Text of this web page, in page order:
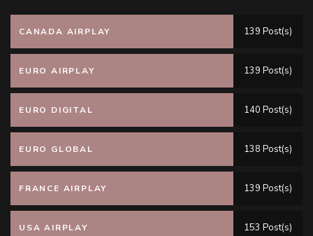
CANADA AIRPLAY 139 Post(s)
EURO AIRPLAY 139 Post(s)
EURO DIGITAL 140 Post(s)
EURO GLOBAL 138 Post(s)
FRANCE AIRPLAY 139 Post(s)
USA AIRPLAY 153 Post(s)